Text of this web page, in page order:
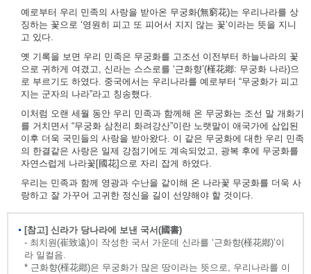
예로부터 우리 민족의 사랑을 받아온 무궁화(無窮花)는 우리나라를 상
징하는 꽃으로 ‘영원히 피고 또 피어서 지지 않는 꽃’이라는 뜻을 지니
고 있다.
옛 기록을 보면 우리 민족은 무궁화를 고조선 이전부터 하늘나라의 꽃
으로 귀하게 여겼고, 신라는 스스로를 ‘근화향’(槿花鄕: 무궁화 나라)으
로 부르기도 하였다. 중국에서는 우리나라를 예로부터 “무궁화가 피고
지는 군자의 나라”라고 칭송했다.
이처럼 오랜 세월 동안 우리 민족과 함께해 온 무궁화는 조선 말 개화기
를 거치면서 “무궁화 삼천리 화려강산”이란 노랫말이 애국가에 삽입된
이후 더욱 국민들의 사랑을 받아왔다. 이 같은 무궁화에 대한 우리 민족
의 한결같은 사랑은 일제 강점기에도 계속되었고, 광복 후에 무궁화를
자연스럽게 나라꽃[國花]으로 자리 잡게 하였다.
우리는 민족과 함께 영광과 수난을 같이해 온 나라꽃 무궁화를 더욱 사
랑하고 잘 가꾸어 고귀한 정신을 길이 선양해야 할 것이다.
[참고] 신라가 당나라에 보낸 국서(國書)
- 최치원(崔致遠)이 작성한 국서 가운데 신라를 ‘근화향(槿花鄕)’이
라 일컬음.
* 근화향(槿花鄕)은 무궁화가 많은 땅이라는 뜻으로, 우리나라를 이